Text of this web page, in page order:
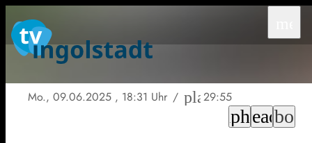
Mo., 09.06.2025 , 18:31 Uhr / 29:55
headphones